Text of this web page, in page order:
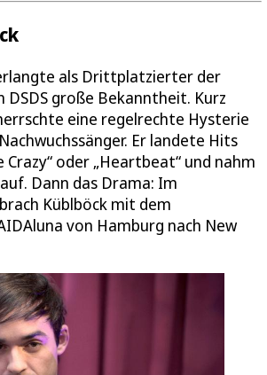
als Drittplatzierter der
große Bekanntheit. Kurz
eine regelrechte Hysterie
Er landete Hits
Crazy“ oder „Heartbeat“ und nahm
Dann das Drama: Im
Küblböck mit dem
von Hamburg nach New